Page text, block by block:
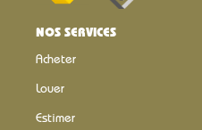
NOS SERVICES
Acheter
Louer
Estimer